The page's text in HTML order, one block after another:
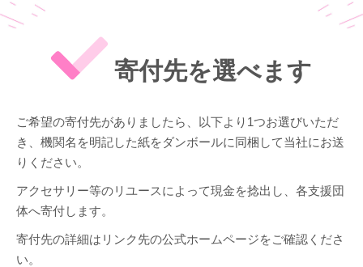
寄付先を選べます
ご希望の寄付先がありましたら、以下より1つお選びいただ
き、機関名を明記した紙をダンボールに同梱して当社にお送
りください。
アクセサリー等のリユースによって現金を捻出し、各支援団
体へ寄付します。
寄付先の詳細はリンク先の公式ホームページをご確認くださ
い。